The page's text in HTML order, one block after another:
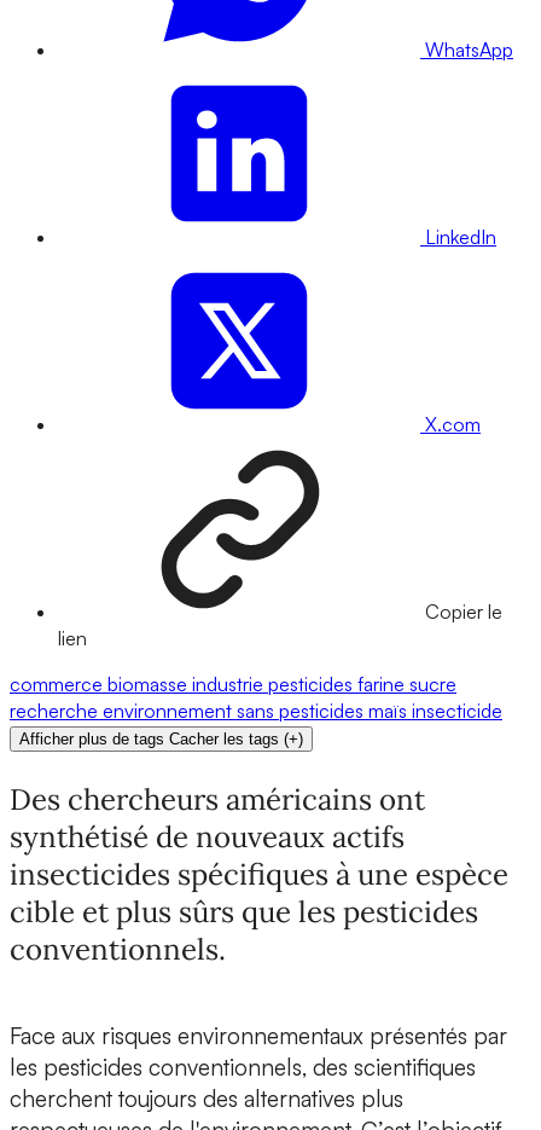
WhatsApp
LinkedIn
X.com
Copier le
lien
commerce biomasse industrie pesticides farine sucre
recherche environnement sans pesticides maïs insecticide
Afficher plus de tags Cacher les tags (+)
Des chercheurs américains ont
synthétisé de nouveaux actifs
insecticides spécifiques à une espèce
cible et plus sûrs que les pesticides
conventionnels.
Face aux risques environnementaux présentés par
les pesticides conventionnels, des scientifiques
cherchent toujours des alternatives plus